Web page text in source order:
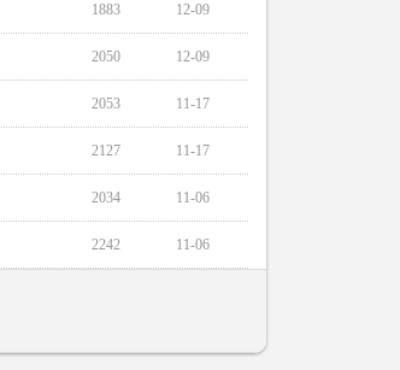
12-09
1883
12-09
2050
11-17
2053
11-17
2127
11-06
2034
11-06
2242